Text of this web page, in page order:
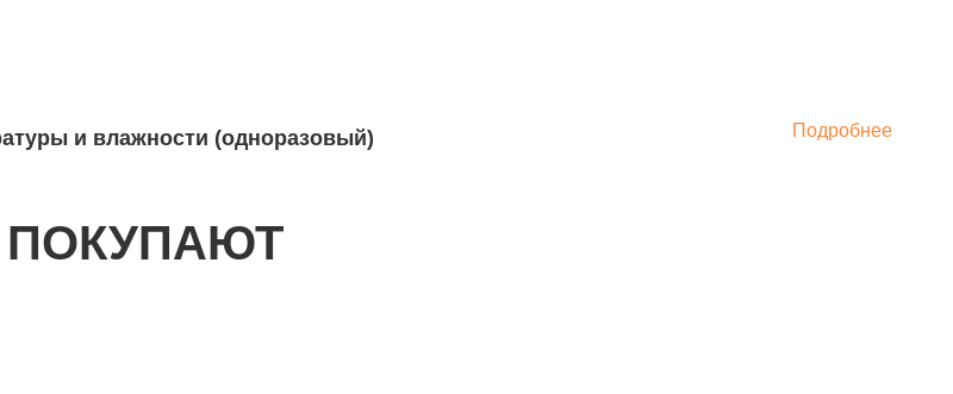
и влажности (одноразовый) Подробнее
ПОКУПАЮТ